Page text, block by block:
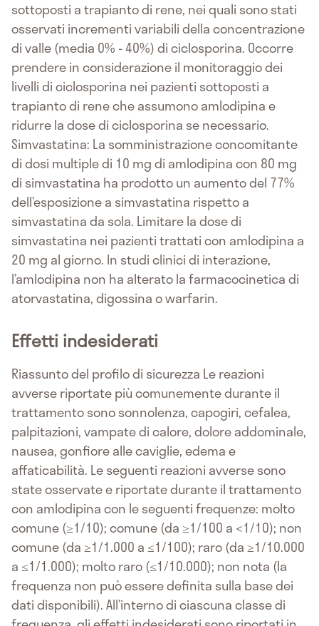
sottoposti a trapianto di rene, nei quali sono stati
osservati incrementi variabili della concentrazione
di valle (media 0% - 40%) di ciclosporina. Occorre
prendere in considerazione il monitoraggio dei
livelli di ciclosporina nei pazienti sottoposti a
trapianto di rene che assumono amlodipina e
ridurre la dose di ciclosporina se necessario.
Simvastatina: La somministrazione concomitante
di dosi multiple di 10 mg di amlodipina con 80 mg
di simvastatina ha prodotto un aumento del 77%
dell’esposizione a simvastatina rispetto a
simvastatina da sola. Limitare la dose di
simvastatina nei pazienti trattati con amlodipina a
20 mg al giorno. In studi clinici di interazione,
l’amlodipina non ha alterato la farmacocinetica di
atorvastatina, digossina o warfarin.
Effetti indesiderati
Riassunto del profilo di sicurezza Le reazioni
avverse riportate più comunemente durante il
trattamento sono sonnolenza, capogiri, cefalea,
palpitazioni, vampate di calore, dolore addominale,
nausea, gonfiore alle caviglie, edema e
affaticabilità. Le seguenti reazioni avverse sono
state osservate e riportate durante il trattamento
con amlodipina con le seguenti frequenze: molto
comune (≥1/10); comune (da ≥1/100 a <1/10); non
comune (da ≥1/1.000 a ≤1/100); raro (da ≥1/10.000
a ≤1/1.000); molto raro (≤1/10.000); non nota (la
frequenza non può essere definita sulla base dei
dati disponibili). All’interno di ciascuna classe di